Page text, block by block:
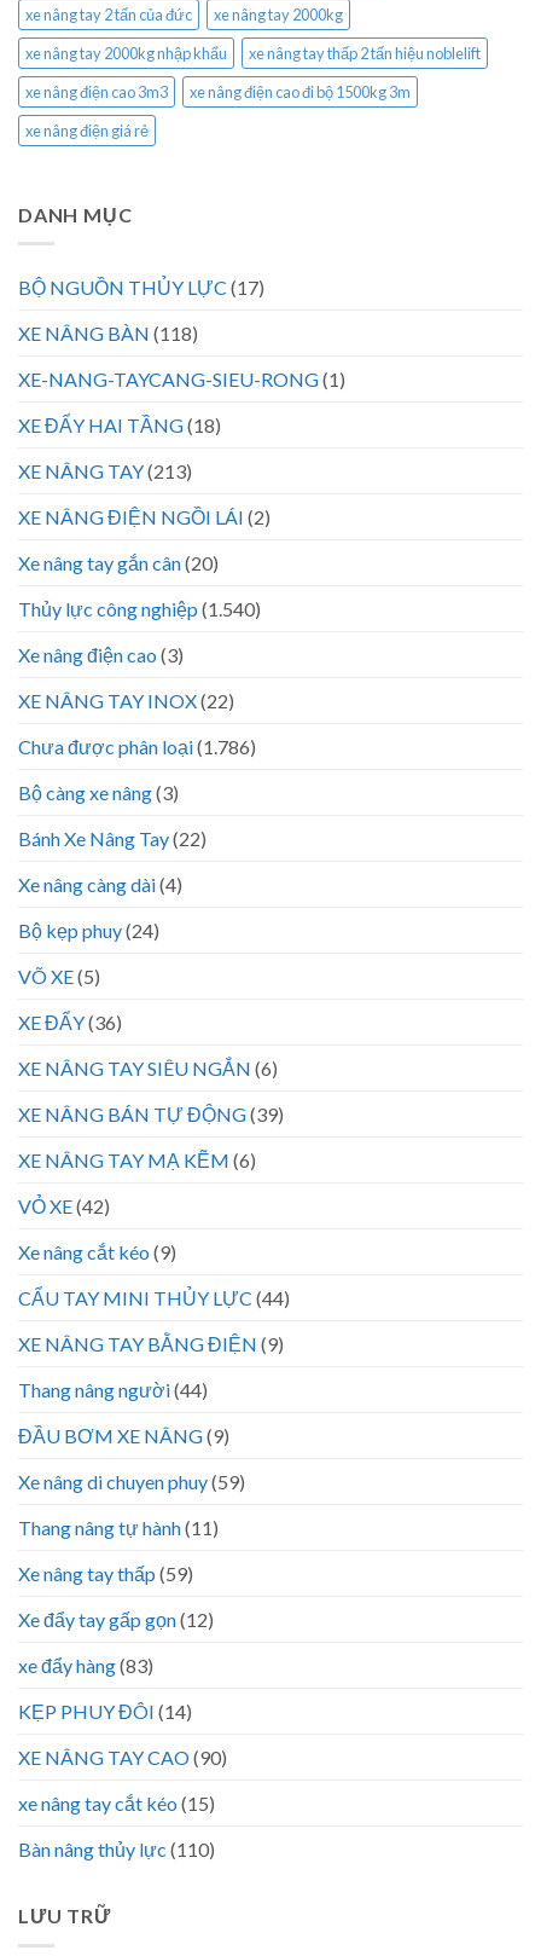
xe nâng tay 2 tấn của đức
xe nâng tay 2000kg
xe nâng tay 2000kg nhập khẩu
xe nâng tay thấp 2 tấn hiệu noblelift
xe nâng điện cao 3m3
xe nâng điện cao đi bộ 1500kg 3m
xe nâng điện giá rẻ
DANH MỤC
BỘ NGUỒN THỦY LỰC (17)
XE NÂNG BÀN (118)
XE-NANG-TAYCANG-SIEU-RONG(1)
XE ĐẨY HAI TẦNG(18)
XE NÂNG TAY(213)
XE NÂNG ĐIỆN NGỒI LÁI (2)
Xe nâng tay gắn cân(20)
Thủy lực công nghiệp (1.540)
Xe nâng điện cao (3)
XE NÂNG TAY INOX(22)
Chưa được phân loại(1.786)
Bộ càng xe nâng(3)
Bánh Xe Nâng Tay(22)
Xe nâng càng dài(4)
Bộ kẹp phuy(24)
VÕ XE(5)
XE ĐẨY(36)
XE NÂNG TAY SIÊU NGẮN (6)
XE NÂNG BÁN TỰ ĐỘNG(39)
XE NÂNG TAY MẠ KẼM (6)
VỎ XE(42)
Xe nâng cắt kéo (9)
CẨU TAY MINI THỦY LỰC (44)
XE NÂNG TAY BẰNG ĐIỆN (9)
Thang nâng người(44)
ĐẦU BƠM XE NÂNG(9)
Xe nâng di chuyen phuy(59)
Thang nâng tự hành(11)
Xe nâng tay thấp (59)
Xe đẩy tay gấp gọn(12)
xe đẩy hàng(83)
KẸP PHUY ĐÔI (14)
XE NÂNG TAY CAO(90)
xe nâng tay cắt kéo (15)
Bàn nâng thủy lực (110)
LƯU TRỮ